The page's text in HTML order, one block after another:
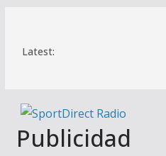
contenido
Latest:
Publicidad